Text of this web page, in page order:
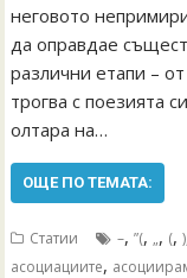
неговото
да оправдае
различни етапи –
трогва с поезията
олтара на…
ОЩЕ ПО ТЕМАТА:
Статии –,”(, „, (,)
асоциациите,